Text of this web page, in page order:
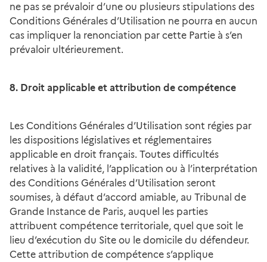
ne pas se prévaloir d’une ou plusieurs stipulations des
Conditions Générales d’Utilisation ne pourra en aucun
cas impliquer la renonciation par cette Partie à s’en
prévaloir ultérieurement.
8. Droit applicable et attribution de compétence
Les Conditions Générales d’Utilisation sont régies par
les dispositions législatives et réglementaires
applicable en droit français. Toutes difficultés
relatives à la validité, l’application ou à l’interprétation
des Conditions Générales d’Utilisation seront
soumises, à défaut d’accord amiable, au Tribunal de
Grande Instance de Paris, auquel les parties
attribuent compétence territoriale, quel que soit le
lieu d’exécution du Site ou le domicile du défendeur.
Cette attribution de compétence s’applique